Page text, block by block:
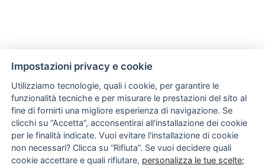
Impostazioni privacy e cookie
Utilizziamo tecnologie, quali i cookie, per garantire le
funzionalità tecniche e per misurare le prestazioni del sito al
fine di fornirti una migliore esperienza di navigazione. Se
clicchi su “Accetta”, acconsentirai all'installazione dei cookie
per le finalità indicate. Vuoi evitare l'installazione di cookie
non necessari? Clicca su “Rifiuta”. Se vuoi decidere quali
cookie accettare e quali rifiutare, personalizza le tue scelte;